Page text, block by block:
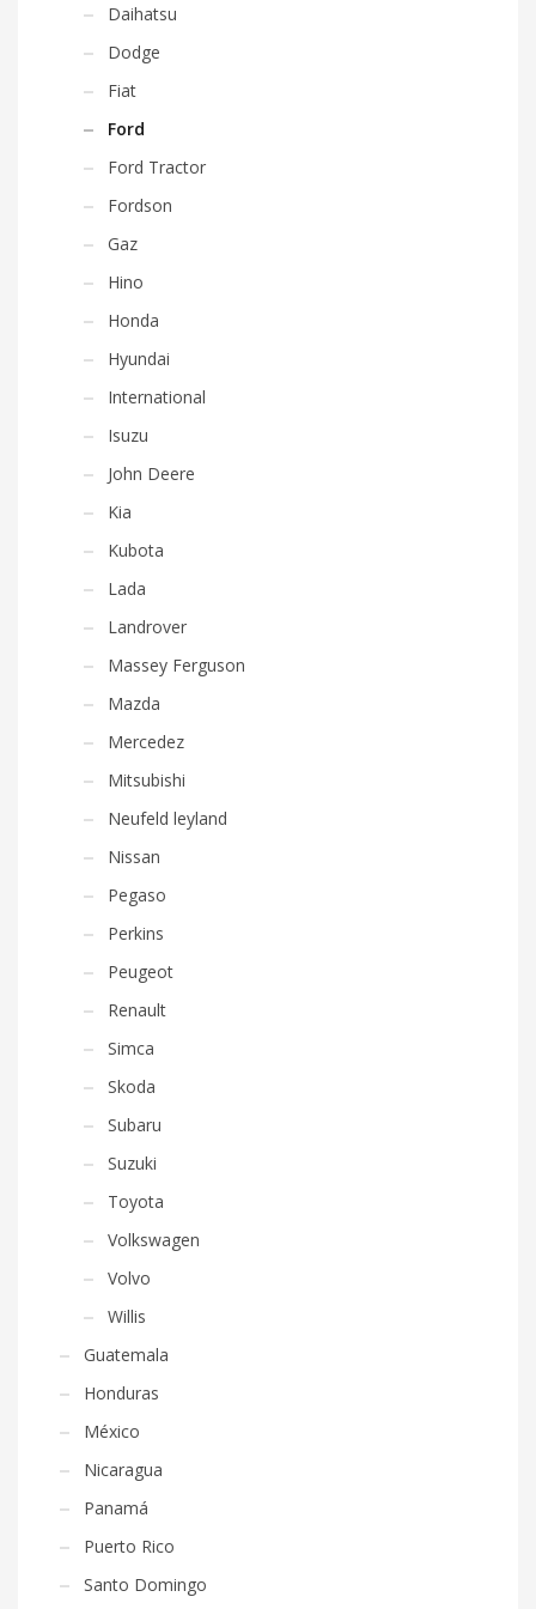
Daihatsu
Dodge
Fiat
Ford
Ford Tractor
Fordson
Gaz
Hino
Honda
Hyundai
International
Isuzu
John Deere
Kia
Kubota
Lada
Landrover
Massey Ferguson
Mazda
Mercedez
Mitsubishi
Neufeld leyland
Nissan
Pegaso
Perkins
Peugeot
Renault
Simca
Skoda
Subaru
Suzuki
Toyota
Volkswagen
Volvo
Willis
Guatemala
Honduras
México
Nicaragua
Panamá
Puerto Rico
Santo Domingo